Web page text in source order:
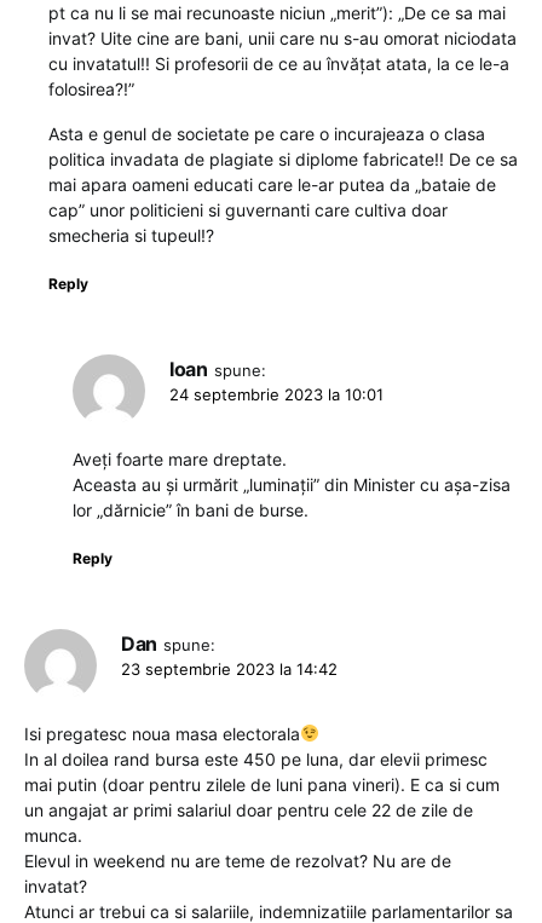
pt ca nu li se mai recunoaste niciun „merit”): „De ce sa mai
invat? Uite cine are bani, unii care nu s-au omorat niciodata
cu invatatul!! Si profesorii de ce au învățat atata, la ce le-a
folosirea?!”
Asta e genul de societate pe care o incurajeaza o clasa
politica invadata de plagiate si diplome fabricate!! De ce sa
mai apara oameni educati care le-ar putea da „bataie de
cap” unor politicieni si guvernanti care cultiva doar
smecheria si tupeul!?
Reply
Ioan spune:
24 septembrie 2023 la 10:01
Aveți foarte mare dreptate.
Aceasta au și urmărit „luminații” din Minister cu așa-zisa
lor „dărnicie” în bani de burse.
Reply
Dan spune:
23 septembrie 2023 la 14:42
Isi pregatesc noua masa electorala
In al doilea rand bursa este 450 pe luna, dar elevii primesc
mai putin (doar pentru zilele de luni pana vineri). E ca si cum
un angajat ar primi salariul doar pentru cele 22 de zile de
munca.
Elevul in weekend nu are teme de rezolvat? Nu are de
invatat?
Atunci ar trebui ca si salariile, indemnizatiile parlamentarilor sa